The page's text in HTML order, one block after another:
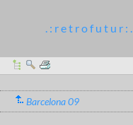
. : r e t r o f u t u r : .
Barcelona 09